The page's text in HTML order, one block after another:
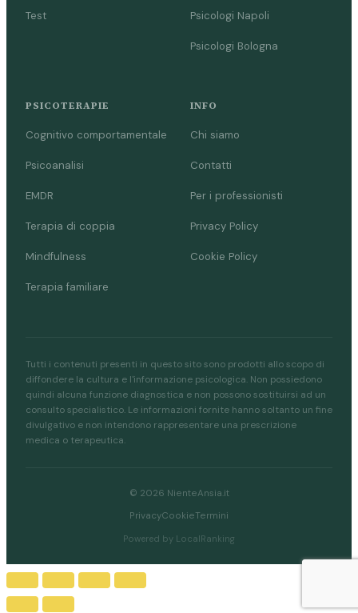
Test Psicologi Napoli
Psicologi Bologna
PSICOTERAPIE
Cognitivo comportamentale
Psicoanalisi
EMDR
Terapia di coppia
Mindfulness
Terapia familiare
INFO
Chi siamo
Contatti
Per i professionisti
Privacy Policy
Cookie Policy
Tutti i contenuti presenti in questo sito sono prodotti allo scopo di
diffondere la cultura e l'informazione psicologica. Non possiedono
quindi alcuna funzione diagnostica e non possono sostituirsi ad un
consulto specialistico. Le informazioni fornite hanno soltanto un fine
divulgativo e non intendono rappresentare una prescrizione
medica o terapeutica.
© 2026 NienteAnsia.it
PrivacyCookieTermini
Powered by LocalRanking